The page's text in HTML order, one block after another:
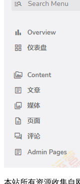
本站所有资源收集自